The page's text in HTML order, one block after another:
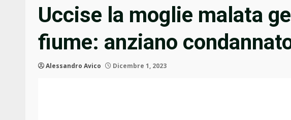
Uccise la moglie malata
fiume: anziano
Alessandro Avico Dicembre 1, 2023